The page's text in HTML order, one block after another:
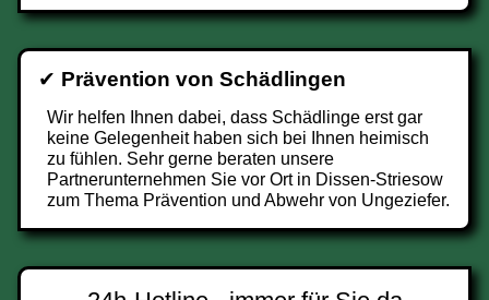
✔ Prävention von Schädlingen
Wir helfen Ihnen dabei, dass Schädlinge erst gar
keine Gelegenheit haben sich bei Ihnen heimisch
zu fühlen. Sehr gerne beraten unsere
Partnerunternehmen Sie vor Ort in Dissen-Striesow
zum Thema Prävention und Abwehr von Ungeziefer.